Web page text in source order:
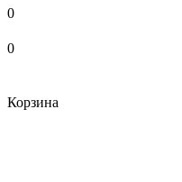
0
0
Корзина